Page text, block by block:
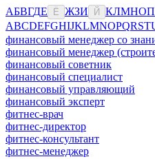
АБВГДЕ Ё ЖЗИ Й КЛМНОП
ABCDEFGHIJKLMNOPQRST
финансовый менеджер со
финансовый менеджер
финансовый советник
финансовый специалист
финансовый управляющий
финансовый эксперт
фитнес-врач
фитнес-директор
фитнес-консультант
фитнес-менеджер